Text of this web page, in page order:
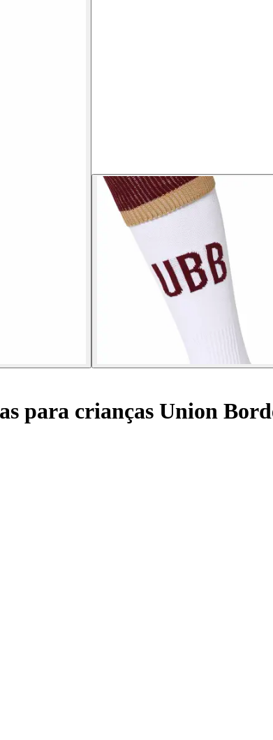
para crianças Union